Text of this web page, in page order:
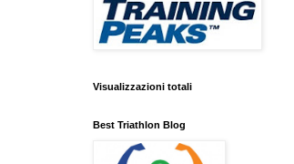
Visualizzazioni totali
Best Triathlon Blog